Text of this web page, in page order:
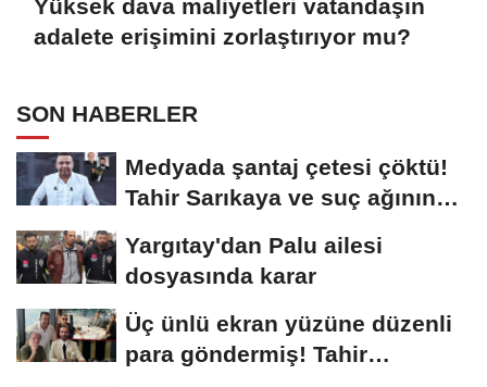
Yüksek dava maliyetleri vatandaşın
adalete erişimini zorlaştırıyor mu?
SON HABERLER
Medyada şantaj çetesi çöktü!
Tahir Sarıkaya ve suç ağının
Yargıtay'dan Palu ailesi
dosyasında karar
Üç ünlü ekran yüzüne düzenli
para göndermiş! Tahir